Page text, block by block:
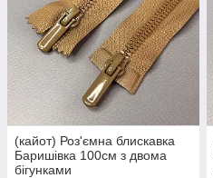
(кайот) Роз'ємна блискавка
Баришівка 100см з двома
бігунками